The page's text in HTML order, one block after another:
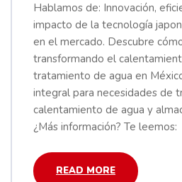
Hablamos de: Innovación,
impacto de la tecnología
en el mercado. Descubre
transformando el
tratamiento de agua en
integral para necesidades de
calentamiento de agua y
¿Más información? Te leemos:
READ MORE